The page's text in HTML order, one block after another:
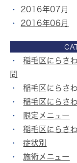
2016年07月
2016年06月
稲毛区にらさ
問
稲毛区にらさ
稲毛区にらさ
限定メニュー
稲毛区にらさ
症状別
施術メニュー